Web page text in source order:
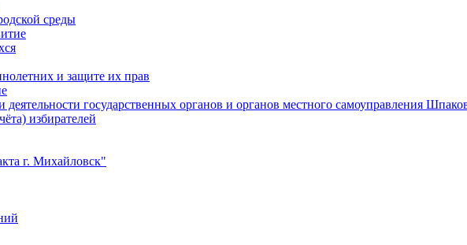
среды
и защите их прав
государственных органов и органов местного самоуправления
избирателей
г. Михайловск"